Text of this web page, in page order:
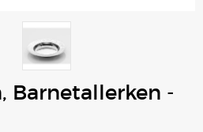
Barnetallerken -